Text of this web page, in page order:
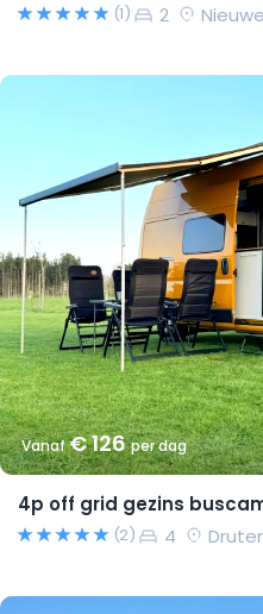
(1) 2
Vanaf€ 126per dag
4p off grid gezins
(2) 4